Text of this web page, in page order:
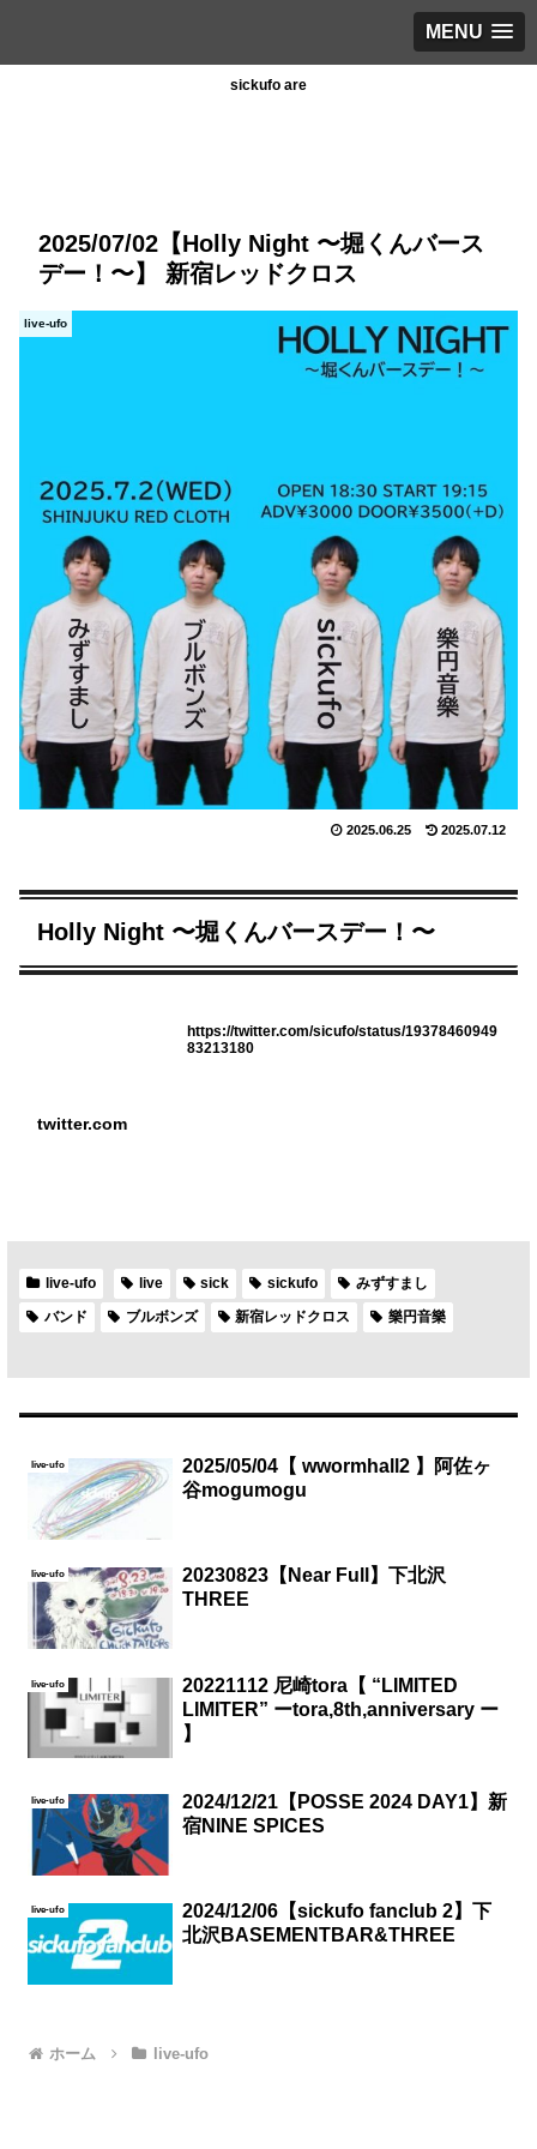
MENU
sickufo are
2025/07/02【Holly Night 〜堀くんバース
デー！〜】 新宿レッドクロス
live-ufo
2025.06.25 2025.07.12
Holly Night 〜堀くんバースデー！〜
https://twitter.com/sicufo/status/19378460949
83213180
twitter.com
live-ufo live sick sickufo
みずすまし
バンド
ブルボンズ 新宿レッドクロス 樂円音樂
live-ufo
2025/05/04【 wwormhall2 】阿佐ヶ
谷mogumogu
live-ufo
20230823【Near Full】下北沢
THREE
live-ufo
20221112 尼崎tora【 “LIMITED
LIMITER” ーtora,8th,anniversary ー
】
live-ufo
2024/12/21【POSSE 2024 DAY1】新
宿NINE SPICES
live-ufo
2024/12/06【sickufo fanclub 2】下
北沢BASEMENTBAR&THREE
ホーム live-ufo